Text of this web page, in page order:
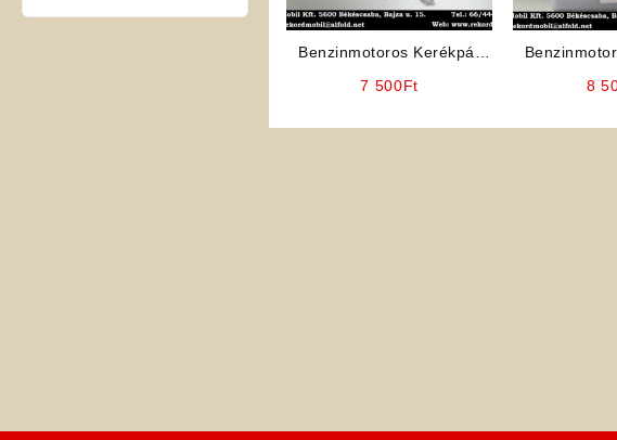
Benzinmotoros Kerékpár
7 500Ft 8